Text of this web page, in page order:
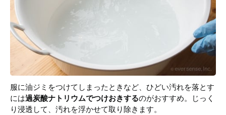
服に油ジミをつけてしまったときなど、ひどい汚れを落とす
には過炭酸ナトリウムでつけおきするのがおすすめ。じっく
り浸透して、汚れを浮かせて取り除きます。